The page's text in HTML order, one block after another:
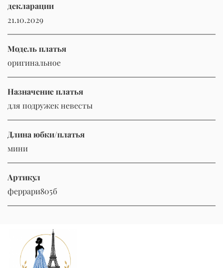
декларации
21.10.2029
Модель платья
оригинальное
Назначение платья
для подружек невесты
Длина юбки/платья
мини
Артикул
феррари805б